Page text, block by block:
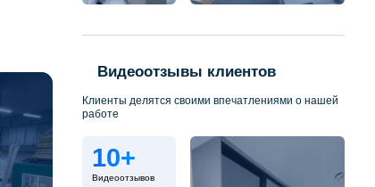
Видеоотзывы клиентов
Клиенты делятся своими впечатлениями о нашей
работе
10+
Видеоотзывов